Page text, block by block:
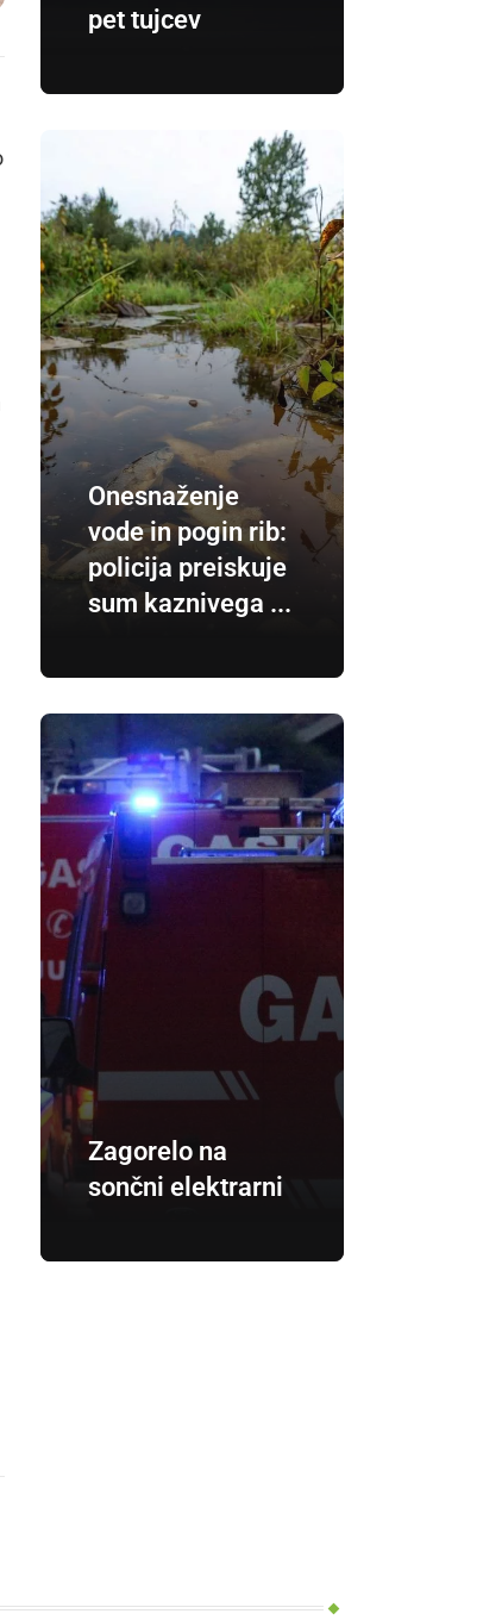
pet tujcev
Onesnaženje
vode in pogin rib:
policija preiskuje
sum kaznivega ...
Zagorelo na
sončni elektrarni